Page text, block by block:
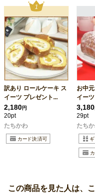
訳あり ロールケーキ ス
イーツ プレゼント...
2,180円
20pt
たちかわ
お中
イー
3,180
29pt
たち
この商品を見た人は、